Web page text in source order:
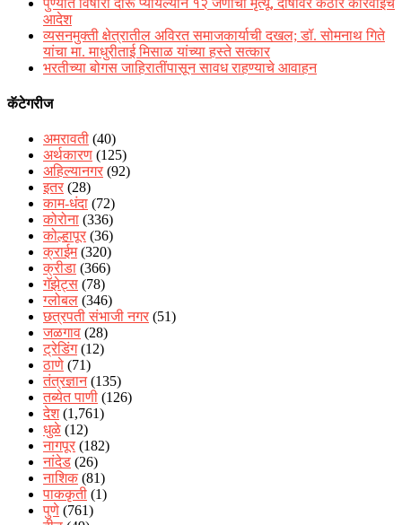
पुण्यात विषारी दारू प्यायल्याने १२ जणांचा मृत्यू, दोषींवर कठोर कारवाईचे
आदेश
व्यसनमुक्ती क्षेत्रातील अविरत समाजकार्याची दखल; डॉ. सोमनाथ गिते
यांचा मा. माधुरीताई मिसाळ यांच्या हस्ते सत्कार
भरतीच्या बोगस जाहिरातींपासून सावध राहण्याचे आवाहन
कॅटेगरीज
अमरावती (40)
अर्थकारण (125)
अहिल्यानगर (92)
इतर (28)
काम-धंदा (72)
कोरोना (336)
कोल्हापूर (36)
क्राईम(320)
क्रीडा (366)
गॅझेट्स (78)
ग्लोबल (346)
छत्रपती संभाजी नगर (51)
जळगाव (28)
ट्रेडिंग(12)
ठाणे (71)
तंत्रज्ञान(135)
तब्येत पाणी (126)
देश(1,761)
धुळे (12)
नागपूर (182)
नांदेड (26)
नाशिक (81)
पाककृती (1)
पुणे (761)